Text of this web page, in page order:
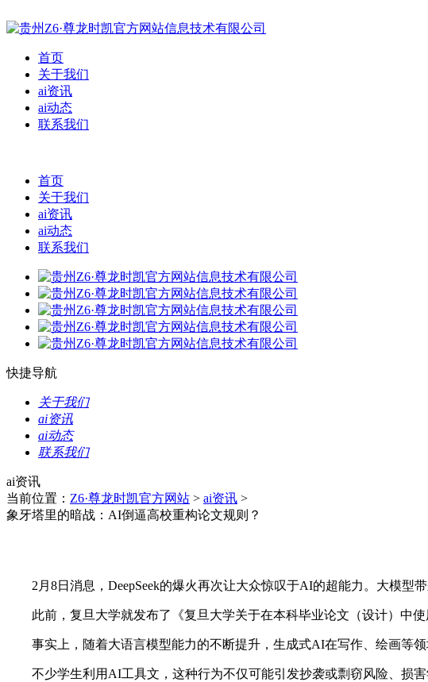
首页
关于我们
ai资讯
ai动态
联系我们
首页
关于我们
ai资讯
ai动态
联系我们
快捷导航
关于我们
ai资讯
ai动态
联系我们
ai资讯
当前位置： Z6·尊龙时凯官方网站 > ai资讯 >
象牙塔里的暗战：AI倒逼高校重构论文规则？
2月8日消息，DeepSeek的爆火再次让大众惊叹于AI的超能力。大模型
此前，复旦大学就发布了《复旦大学关于在本科毕业论文（设计）中使
事实上，随着大语言模型能力的不断提升，生成式AI在写作、绘画等领
不少学生利用AI工具文，这种行为不仅可能引发抄袭或剽窃风险、损害